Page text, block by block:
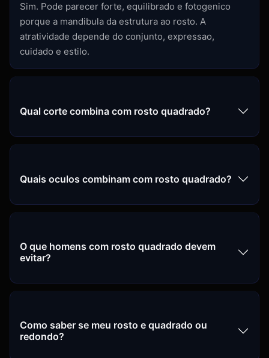
Sim. Pode parecer forte, equilibrado e fotogenico
porque a mandibula da estrutura ao rosto. A
atratividade depende do conjunto, expressao,
cuidado e estilo.
Qual corte combina com rosto quadrado?
Quais oculos combinam com rosto quadrado?
O que homens com rosto quadrado devem
evitar?
Como saber se meu rosto e quadrado ou
redondo?